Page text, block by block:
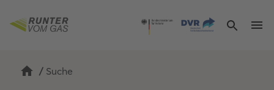
/ Suche